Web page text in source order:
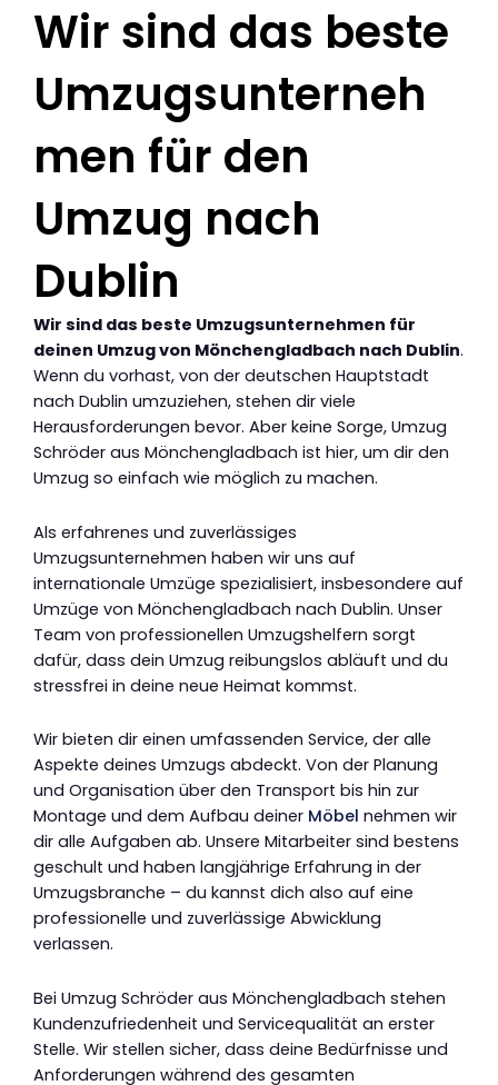
Wir sind das beste
Umzugsunterneh
men für den
Umzug nach
Dublin
Wir sind das beste Umzugsunternehmen für
deinen Umzug von Mönchengladbach nach Dublin.
Wenn du vorhast, von der deutschen Hauptstadt
nach Dublin umzuziehen, stehen dir viele
Herausforderungen bevor. Aber keine Sorge, Umzug
Schröder aus Mönchengladbach ist hier, um dir den
Umzug so einfach wie möglich zu machen.
Als erfahrenes und zuverlässiges
Umzugsunternehmen haben wir uns auf
internationale Umzüge spezialisiert, insbesondere auf
Umzüge von Mönchengladbach nach Dublin. Unser
Team von professionellen Umzugshelfern sorgt
dafür, dass dein Umzug reibungslos abläuft und du
stressfrei in deine neue Heimat kommst.
Wir bieten dir einen umfassenden Service, der alle
Aspekte deines Umzugs abdeckt. Von der Planung
und Organisation über den Transport bis hin zur
Montage und dem Aufbau deiner Möbel nehmen wir
dir alle Aufgaben ab. Unsere Mitarbeiter sind bestens
geschult und haben langjährige Erfahrung in der
Umzugsbranche – du kannst dich also auf eine
professionelle und zuverlässige Abwicklung
verlassen.
Bei Umzug Schröder aus Mönchengladbach stehen
Kundenzufriedenheit und Servicequalität an erster
Stelle. Wir stellen sicher, dass deine Bedürfnisse und
Anforderungen während des gesamten